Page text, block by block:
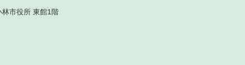
市役所 東館1階